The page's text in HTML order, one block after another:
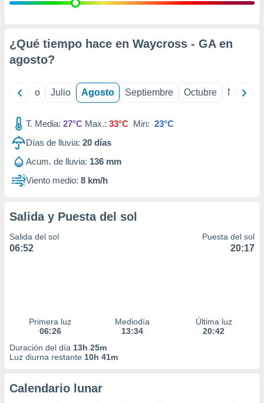
e
mediante
publicidad
de
1199
¿Qué tiempo hace en Waycross - GA en
agosto?
Junio Julio Agosto Septiembre Octubre
T. Media: 27°C Max.: 33°C Min: 23°C
Días de lluvia: 20 días
Acum. de lluvia: 136 mm
Viento medio: 8 km/h
Salida y Puesta del sol
Salida del sol
06:52
Puesta del sol
20:17
Primera luz
06:26
Mediodía
13:34
Última luz
20:42
Duración del día 13h 25m
Luz diurna restante 10h 41m
Calendario lunar